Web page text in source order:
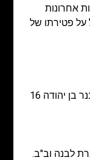
אחרונות
פטירתו של
ברח' אבנר בן יהודה 16
לבנה וב"ב.